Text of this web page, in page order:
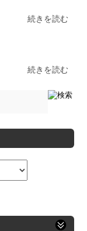
続きを読む
続きを読む